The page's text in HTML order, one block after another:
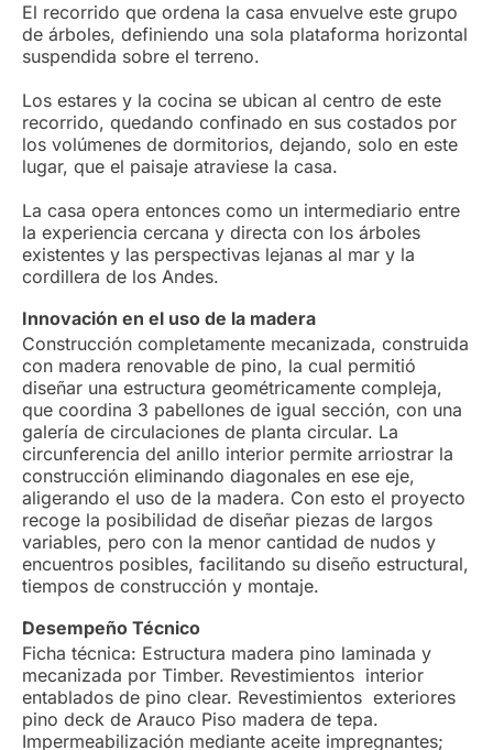
El recorrido que ordena la casa envuelve este grupo
de árboles, definiendo una sola plataforma horizontal
suspendida sobre el terreno.
Los estares y la cocina se ubican al centro de este
recorrido, quedando confinado en sus costados por
los volúmenes de dormitorios, dejando, solo en este
lugar, que el paisaje atraviese la casa.
La casa opera entonces como un intermediario entre
la experiencia cercana y directa con los árboles
existentes y las perspectivas lejanas al mar y la
cordillera de los Andes.
Innovación en el uso de la madera
Construcción completamente mecanizada, construida
con madera renovable de pino, la cual permitió
diseñar una estructura geométricamente compleja,
que coordina 3 pabellones de igual sección, con una
galería de circulaciones de planta circular. La
circunferencia del anillo interior permite arriostrar la
construcción eliminando diagonales en ese eje,
aligerando el uso de la madera. Con esto el proyecto
recoge la posibilidad de diseñar piezas de largos
variables, pero con la menor cantidad de nudos y
encuentros posibles, facilitando su diseño estructural,
tiempos de construcción y montaje.
Desempeño Técnico
Ficha técnica: Estructura madera pino laminada y
mecanizada por Timber. Revestimientos interior
entablados de pino clear. Revestimientos exteriores
pino deck de Arauco Piso madera de tepa.
Impermeabilización mediante aceite impregnantes;